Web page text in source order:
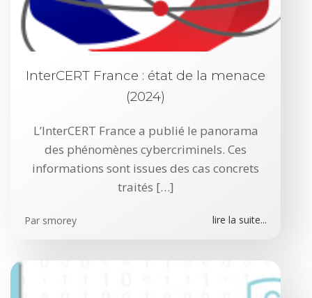
InterCERT France : état de la menace
(2024)
L’InterCERT France a publié le panorama
des phénomènes cybercriminels. Ces
informations sont issues des cas concrets
traités […]
Par smorey lire la suite...